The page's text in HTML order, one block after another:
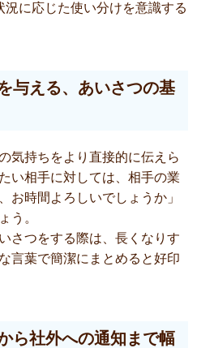
に応じた使い分けを意識する
与える、あいさつの基
気持ちをより直接的に伝えら
い相手に対しては、相手の業
お時間よろしいでしょうか」
う。
さつをする際は、長くなりす
言葉で簡潔にまとめると好印
ら社外への通知まで幅